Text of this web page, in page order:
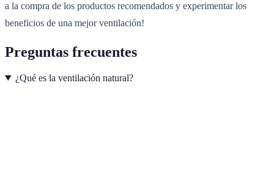
a la compra de los productos recomendados y experimentar los
beneficios de una mejor ventilación!
Preguntas frecuentes
¿Qué es la ventilación natural?